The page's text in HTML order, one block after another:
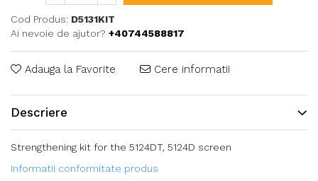
Cod Produs: D5131KIT
Ai nevoie de ajutor? +40744588817
Adauga la Favorite Cere informatii
Descriere
Strengthening kit for the 5124DT, 5124D screen
Informatii conformitate produs